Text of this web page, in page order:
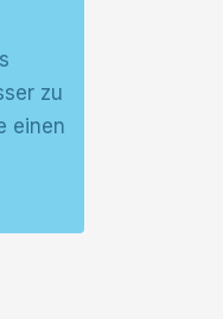
zu
einen